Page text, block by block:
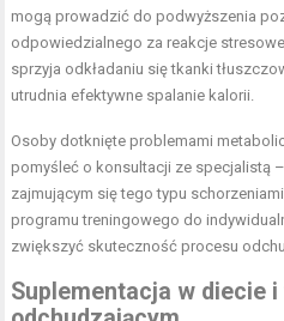
mogą prowadzić do podwyższenia
odpowiedzialnego za reakcje
sprzyja odkładaniu się tkanki
utrudnia efektywne spalanie kalorii.
Osoby dotknięte problemami
pomyśleć o konsultacji ze specjalistą
zajmującym się tego typu
programu treningowego do
zwiększyć skuteczność procesu
Suplementacja w diecie